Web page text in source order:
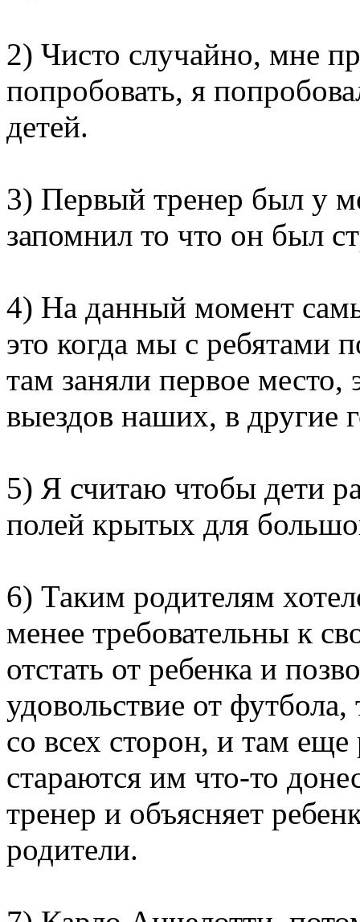
2) Чисто случайно, мне
попробовать, я
детей.
3) Первый тренер был у
запомнил то что он был
4) На данный момент
это когда мы с ребятами
там заняли первое
выездов наших, в другие
5) Я считаю чтобы дети
полей крытых для
6) Таким родителям
менее требовательны к
отстать от ребенка и
удовольствие от футбола,
со всех сторон, и там
стараются им что-то
тренер и объясняет
родители.